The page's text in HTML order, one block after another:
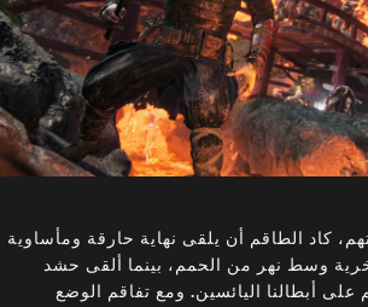
كاد الطاقم أن يلقى نهاية حارقة ومأساوية
وسط نهر من الحمم، بينما ألقى حشد
على أبطالنا اليائسين. ومع تفاقم الوضع